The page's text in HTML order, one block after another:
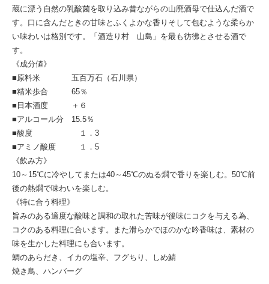
蔵に漂う自然の乳酸菌を取り込み昔ながらの山廃酒母で仕込んだ酒で
す。口に含んだときの甘味とふくよかな香りそして包むような柔らか
い味わいは格別です。「酒造り村 山島」を最も彷彿とさせる酒で
す。
《成分値》
■原料米 五百万石（石川県）
■精米歩合 65％
■日本酒度 ＋６
■アルコール分 15.5％
■酸度 １．3
■アミノ酸度 １．5
《飲み方》
10～15℃に冷やしてまたは40～45℃のぬる燗で香りを楽しむ。50℃前
後の熱燗で味わいを楽しむ。
《特に合う料理》
旨みのある適度な酸味と調和の取れた苦味が後味にコクを与える為、
コクのある料理に合います。また滑らかでほのかな吟香味は、素材の
味を生かした料理にも合います。
鯛のあらだき、イカの塩辛、フグちり、しめ鯖
焼き鳥、ハンバーグ